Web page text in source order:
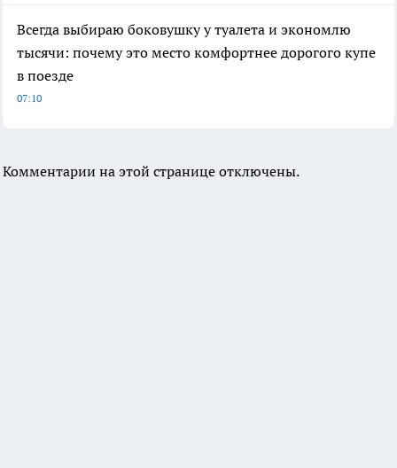
Всегда выбираю боковушку у туалета и экономлю
тысячи: почему это место комфортнее дорогого купе
в поезде
07:10
Комментарии на этой странице отключены.